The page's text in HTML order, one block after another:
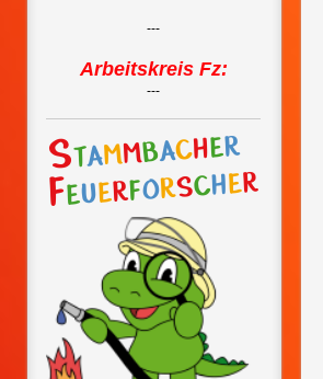
---
Arbeitskreis Fz:
---